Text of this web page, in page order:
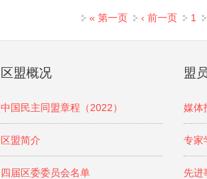
« 第一页 ‹ 前一页 1
区盟概况
中国民主同盟章程（2022）
区盟简介
四届区委委员会名单
盟
媒体
专家
先进